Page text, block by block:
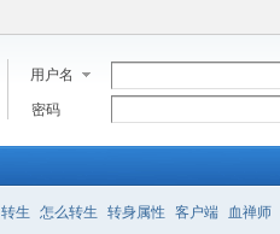
用户名
密码
转生 怎么转生 转身属性 客户端 血禅师